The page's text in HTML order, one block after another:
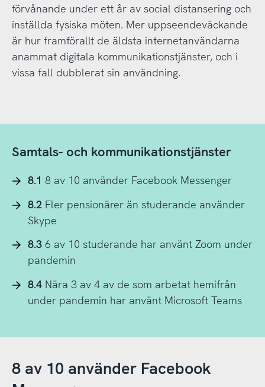
förvånande under ett år av social distansering och
inställda fysiska möten. Mer uppseendeväckande
är hur framförallt de äldsta internetanvändarna
anammat digitala kommunikationstjänster, och i
vissa fall dubblerat sin användning.
Samtals- och kommunikationstjänster
8.1 8 av 10 använder Facebook Messenger
8.2Fler pensionärer än studerande använder
Skype
8.36 av 10 studerande har använt Zoom under
pandemin
8.4Nära 3 av 4 av de som arbetat hemifrån
under pandemin har använt Microsoft Teams
8 av 10 använder Facebook